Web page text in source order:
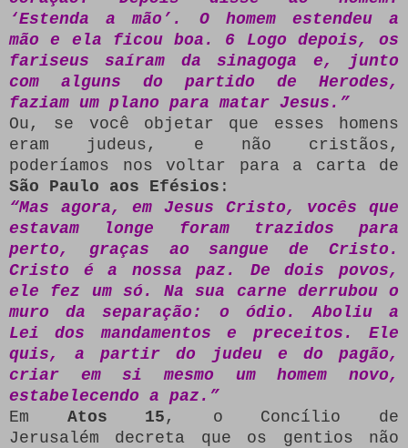
‘Estenda a mão’. O homem estendeu a
mão e ela ficou boa. 6 Logo depois, os
fariseus saíram da sinagoga e, junto
com alguns do partido de Herodes,
faziam um plano para matar Jesus.”
Ou, se você objetar que esses homens
eram judeus, e não cristãos,
poderíamos nos voltar para a carta de
São Paulo aos Efésios :
“Mas agora, em Jesus Cristo, vocês que
estavam longe foram trazidos para
perto, graças ao sangue de Cristo.
Cristo é a nossa paz. De dois povos,
ele fez um só. Na sua carne derrubou o
muro da separação: o ódio. Aboliu a
Lei dos mandamentos e preceitos. Ele
quis, a partir do judeu e do pagão,
criar em si mesmo um homem novo,
estabelecendo a paz.”
Em Atos 15 , o Concílio de
Jerusalém decreta que os gentios não